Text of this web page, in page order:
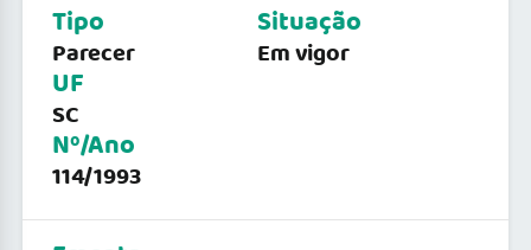
Tipo
Parecer
UF
SC
Nº/Ano
114/1993
Situação
Em vigor